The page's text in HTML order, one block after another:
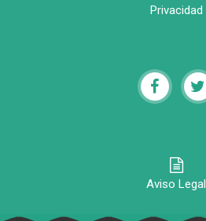
Privacidad
Aviso Legal